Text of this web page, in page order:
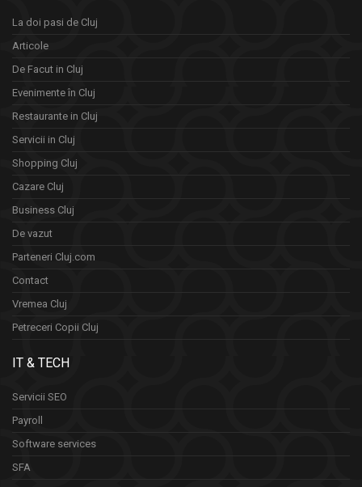
La doi pasi de Cluj
Articole
De Facut in Cluj
Evenimente în Cluj
Restaurante in Cluj
Servicii in Cluj
Shopping Cluj
Cazare Cluj
Business Cluj
De vazut
Parteneri Cluj.com
Contact
Vremea Cluj
Petreceri Copii Cluj
IT & TECH
Servicii SEO
Payroll
Software services
SFA